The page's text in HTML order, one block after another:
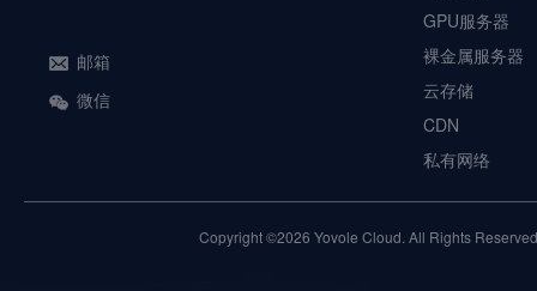
邮箱
微信
GPU服务器
裸金属服务器
云存储
CDN
私有网络
Copyright ©2026 Yovole Cloud. All Rights